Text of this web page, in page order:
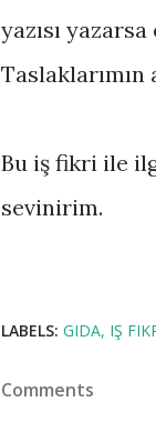
yazısı
Bu iş fikri ile
sevinirim.
LABELS: GIDA IŞ
Comments